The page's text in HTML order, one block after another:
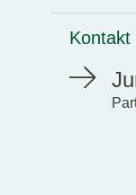
Kontakt